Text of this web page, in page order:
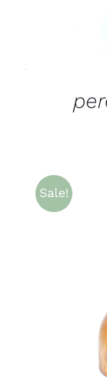
Sale!